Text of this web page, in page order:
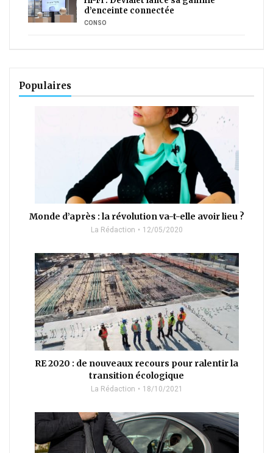
d’enceinte connectée
CONSO
Populaires
Monde d’après : la révolution va-t-elle avoir lieu ?
La Rédaction 12/05/2020
RE 2020 : de nouveaux recours pour ralentir la
transition écologique
La Rédaction 18/10/2021